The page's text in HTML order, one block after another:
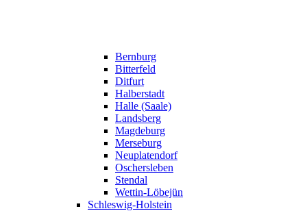
Bernburg
Bitterfeld
Ditfurt
Halberstadt
Halle (Saale)
Landsberg
Magdeburg
Merseburg
Neuplatendorf
Oschersleben
Stendal
Wettin-Löbejün
Schleswig-Holstein